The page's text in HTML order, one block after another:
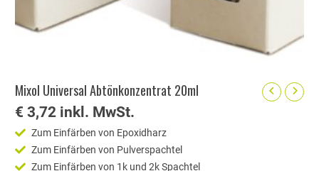
Mixol Universal Abtönkonzentrat 20ml
€ 3,72 inkl. MwSt.
Zum Einfärben von Epoxidharz
Zum Einfärben von Pulverspachtel
Zum Einfärben von 1k und 2k Spachtel
Mixol
Universal